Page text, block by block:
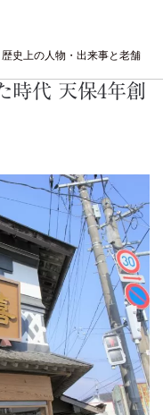
史上の人物・出来事と老舗
時代 天保4年創